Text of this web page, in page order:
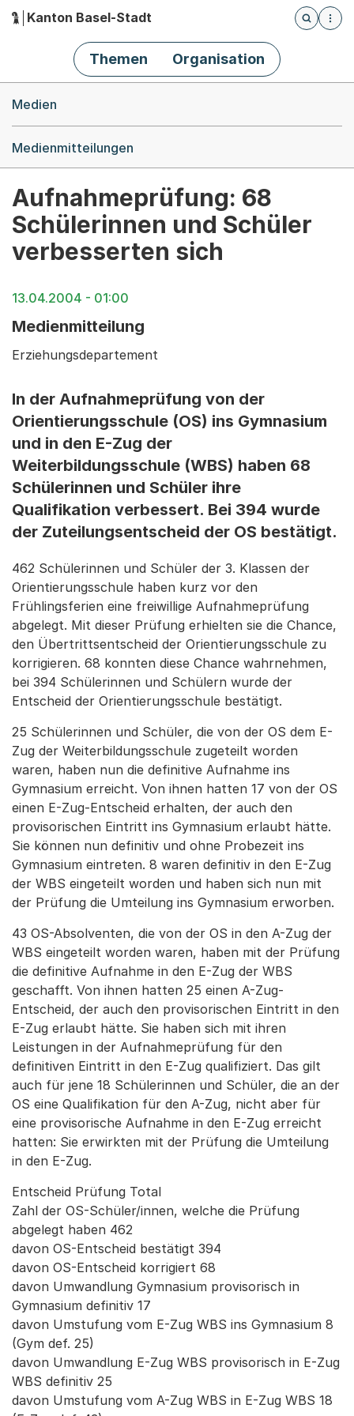
Hauptnavigation
Kanton Basel-Stadt
Öffnet
Themen Organisation
Medien
Medienmitteilungen
Aufnahmeprüfung: 68
Schülerinnen und Schüler
verbesserten sich
13.04.2004 - 01:00
Medienmitteilung
Erziehungsdepartement
In der Aufnahmeprüfung von der
Orientierungsschule (OS) ins Gymnasium
und in den E-Zug der
Weiterbildungsschule (WBS) haben 68
Schülerinnen und Schüler ihre
Qualifikation verbessert. Bei 394 wurde
der Zuteilungsentscheid der OS bestätigt.
462 Schülerinnen und Schüler der 3. Klassen der
Orientierungsschule haben kurz vor den
Frühlingsferien eine freiwillige Aufnahmeprüfung
abgelegt. Mit dieser Prüfung erhielten sie die Chance,
den Übertrittsentscheid der Orientierungsschule zu
korrigieren. 68 konnten diese Chance wahrnehmen,
bei 394 Schülerinnen und Schülern wurde der
Entscheid der Orientierungsschule bestätigt.
25 Schülerinnen und Schüler, die von der OS dem E-
Zug der Weiterbildungsschule zugeteilt worden
waren, haben nun die definitive Aufnahme ins
Gymnasium erreicht. Von ihnen hatten 17 von der OS
einen E-Zug-Entscheid erhalten, der auch den
provisorischen Eintritt ins Gymnasium erlaubt hätte.
Sie können nun definitiv und ohne Probezeit ins
Gymnasium eintreten. 8 waren definitiv in den E-Zug
der WBS eingeteilt worden und haben sich nun mit
der Prüfung die Umteilung ins Gymnasium erworben.
43 OS-Absolventen, die von der OS in den A-Zug der
WBS eingeteilt worden waren, haben mit der Prüfung
die definitive Aufnahme in den E-Zug der WBS
geschafft. Von ihnen hatten 25 einen A-Zug-
Entscheid, der auch den provisorischen Eintritt in den
E-Zug erlaubt hätte. Sie haben sich mit ihren
Leistungen in der Aufnahmeprüfung für den
definitiven Eintritt in den E-Zug qualifiziert. Das gilt
auch für jene 18 Schülerinnen und Schüler, die an der
OS eine Qualifikation für den A-Zug, nicht aber für
eine provisorische Aufnahme in den E-Zug erreicht
hatten: Sie erwirkten mit der Prüfung die Umteilung
in den E-Zug.
Entscheid Prüfung Total
Zahl der OS-Schüler/innen, welche die Prüfung
abgelegt haben 462
davon OS-Entscheid bestätigt 394
davon OS-Entscheid korrigiert 68
davon Umwandlung Gymnasium provisorisch in
Gymnasium definitiv 17
davon Umstufung vom E-Zug WBS ins Gymnasium 8
(Gym def. 25)
davon Umwandlung E-Zug WBS provisorisch in E-Zug
WBS definitiv 25
davon Umstufung vom A-Zug WBS in E-Zug WBS 18